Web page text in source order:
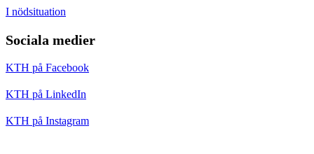
I nödsituation
Sociala medier
KTH på Facebook
KTH på LinkedIn
KTH på Instagram